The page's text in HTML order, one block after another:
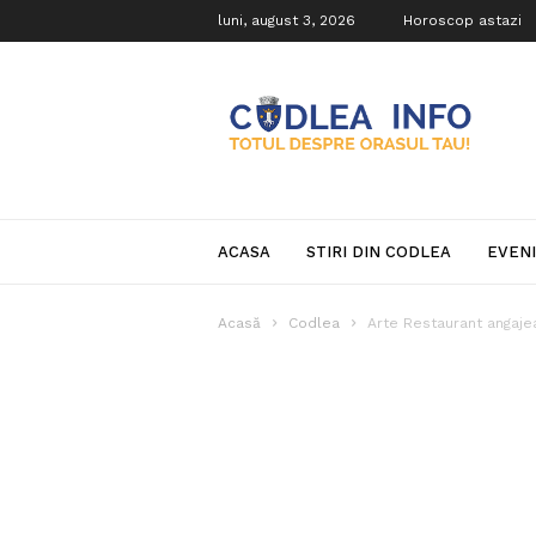
luni, august 3, 2026 Horoscop astazi
Info
ACASA STIRI DIN CODLEA
Acasă Codlea Arte Restaurant